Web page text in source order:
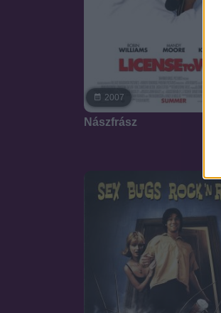
2007
Nászfrász